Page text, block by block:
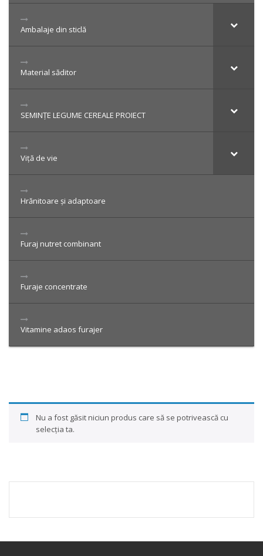
Ambalaje din sticlă
Material săditor
SEMINȚE LEGUME CEREALE PROIECT
Viță de vie
Hrănitoare și adaptoare
Furaj nutret combinant
Furaje concentrate
Vitamine adaos furajer
Nu a fost găsit niciun produs care să se potrivească cu
selecția ta.